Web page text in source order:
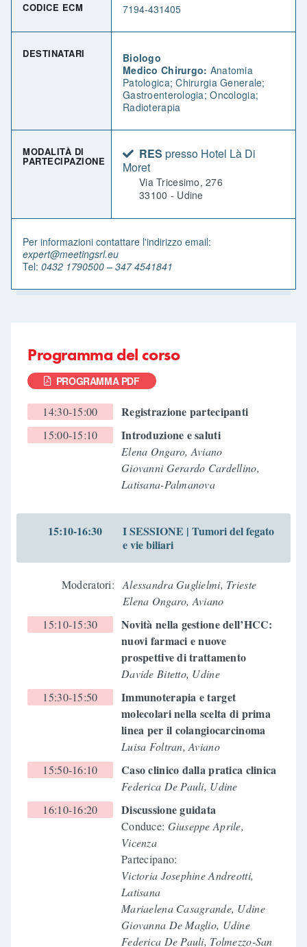
CODICE ECM 7194-431405
DESTINATARI
Biologo
Medico Chirurgo: Anatomia
Patologica; Chirurgia Generale;
Gastroenterologia; Oncologia;
Radioterapia
MODALITÀ DI
PARTECIPAZIONE RES presso Hotel Là Di
Moret
Via Tricesimo, 276
33100 - Udine
Per informazioni contattare l'indirizzo email:
expert@meetingsrl.eu
Tel: 0432 1790500 – 347 4541841
Programma del corso
PROGRAMMA PDF
14:30-15:00 Registrazione partecipanti
15:00-15:10 Introduzione e saluti
Elena Ongaro, Aviano
Giovanni Gerardo Cardellino,
Latisana-Palmanova
15:10-16:30
I SESSIONE | Tumori del fegato
e vie biliari
Moderatori:
Alessandra Guglielmi, Trieste
Elena Ongaro, Aviano
15:10-15:30
Novità nella gestione dell’HCC:
nuovi farmaci e nuove
prospettive di trattamento
Davide Bitetto, Udine
15:30-15:50
Immunoterapia e target
molecolari nella scelta di prima
linea per il colangiocarcinoma
Luisa Foltran, Aviano
15:50-16:10
Caso clinico dalla pratica clinica
Federica De Pauli, Udine
16:10-16:20
Discussione guidata
Conduce: Giuseppe Aprile,
Vicenza
Partecipano:
Victoria Josephine Andreotti,
Latisana
Mariaelena Casagrande, Udine
Giovanna De Maglio, Udine
Federica De Pauli, Tolmezzo-San